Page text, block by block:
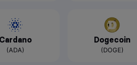
Cardano
(ADA)
Dogecoin
(DOGE)